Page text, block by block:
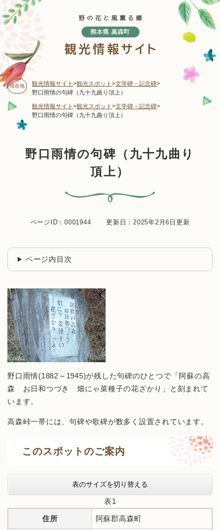
ー
ジ
頭
す
。 現在地 観光情報サイト >観光スポット >文学碑・記念碑>
野口雨情の句碑（九十九曲り頂上）
観光情報サイト >観光スポット >文学碑・記念碑>
野口雨情の句碑（九十九曲り頂上）
野口雨情の句碑（九十九曲り
頂上）
ページID：0001944 更新日：2025年2月6日更新
ページ内目次
野口雨情(1882～1945)が残した句碑のひとつで「阿蘇の高
森 お日和つづき 畑にゃ菜種子の花ざかり」と刻まれて
います。
高森峠一帯には、句碑や歌碑が数多く設置されています。
このスポットのご案内
表のサイズを切り替える
表1
住所 阿蘇郡高森町